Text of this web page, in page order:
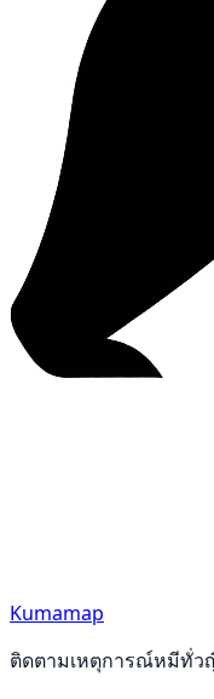
Kumamap
ติดตามเหตุการณ์หมีทั่ว